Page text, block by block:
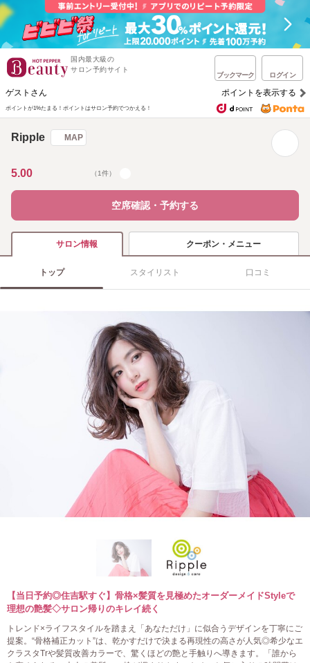
国内最大級の
サロン予約サイト
ブックマーク ログイン
ゲストさん ポイントを表示する
ポイントが1%たまる！ ポイントはサロン予約でつかえる！
Ripple MAP
5.00 （1件）
空席確認・予約する
サロン情報 クーポン・メニュー
トップ スタイリスト 口コミ
【当日予約◎住吉駅すぐ】骨格×髪質を見極めたオーダーメイドStyleで
理想の艶髪◇サロン帰りのキレイ続く
トレンド×ライフスタイルを踏まえ「あなただけ」に似合うデザインを丁寧にご
提案。“骨格補正カット”は、乾かすだけで決まる再現性の高さが人気◎希少なエ
クラスタTrや髪質改善カラーで、驚くほどの艶と手触りへ導きます。「誰から